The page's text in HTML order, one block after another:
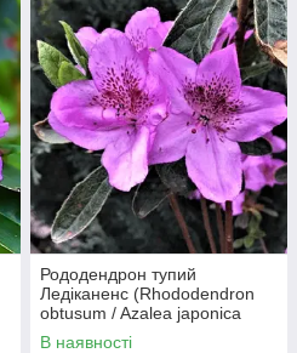
Рододендрон тупий
Ледіканенс (Rhododendron
obtusum / Azalea japonica
Ledicanense)
В наявності